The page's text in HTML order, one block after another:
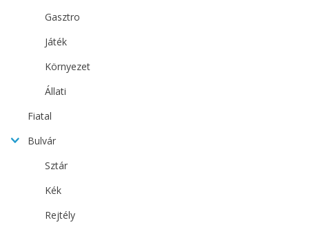
Gasztro
Játék
Környezet
Állati
Fiatal
Bulvár
Sztár
Kék
Rejtély